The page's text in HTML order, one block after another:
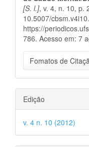
[S. l.], v. 4, n. 10, p.
10.5007/
https://
786. Acesso em: 7
Fomatos de
Edição
v. 4 n. 10 (2012)